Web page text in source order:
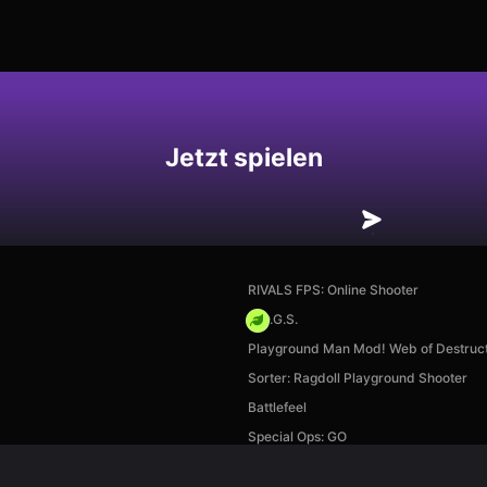
Jetzt spielen
RIVALS FPS: Online Shooter
H.O.G.S.
Playground Man Mod! Web of
Sorter: Ragdoll Playground Shooter
Battlefeel
Special Ops: GO